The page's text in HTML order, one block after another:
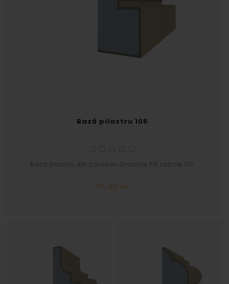
Bază pilastru 105
Bază pilastru din polistien.Grosime 55 Latime 130
95,45 lei